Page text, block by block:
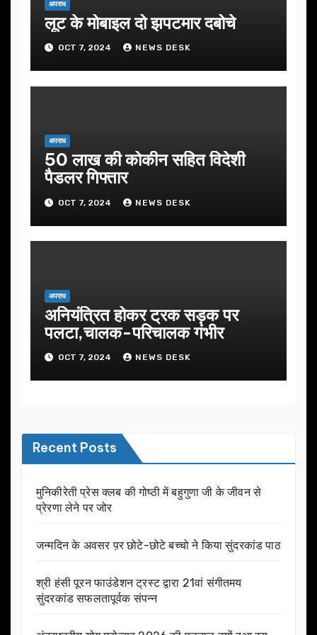
अपराध
लूट के मोबाइल दो झपटमार दबोचे
OCT 7, 2024 NEWS DESK
अपराध
50 लाख की कोकीन सहित विदेशी
पैडलर गिफ्तार
OCT 7, 2024 NEWS DESK
अपराध
अनियंत्रित होकर ट्रक सड़क पर
पलटा,चालक-परिचालक गंभीर
OCT 7, 2024 NEWS DESK
Recent Posts
मुनिकीरेती प्रेस क्लब की गोष्ठी में बहुगुणा जी के जीवन से
प्रेरणा लेने पर जोर
जन्मदिन के अवसर प़र छोटे-छोटे बच्चो ने किया सुंदरकांड पाठ
श्री हंसी पूरन फाउंडेशन ट्रस्ट द्वारा 21वां संगीतमय
सुंदरकांड सफलतापूर्वक संपन्न